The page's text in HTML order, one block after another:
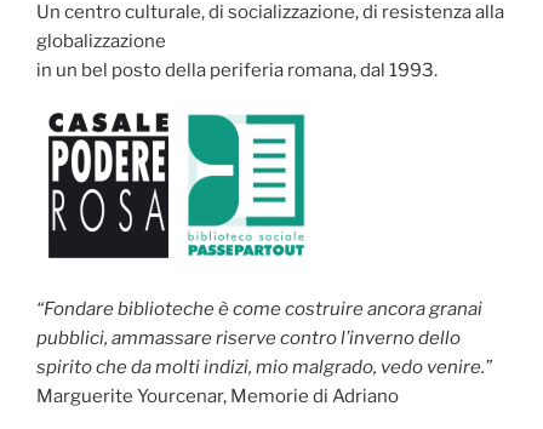
Un centro culturale, di socializzazione, di resistenza alla
globalizzazione
in un bel posto della periferia romana, dal 1993.
“Fondare biblioteche è come costruire ancora granai
pubblici, ammassare riserve contro l’inverno dello
spirito che da molti indizi, mio malgrado, vedo venire.”
Marguerite Yourcenar, Memorie di Adriano